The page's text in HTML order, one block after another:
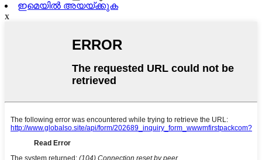
ഇമെയിൽ അയയ്ക്കുക
x